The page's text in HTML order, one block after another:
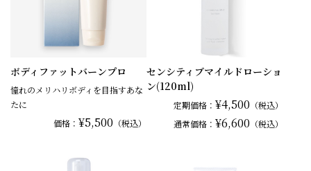
ボディファットバーンプロ
憧れのメリハリボディを目指すあな
たに
価格：¥5,500 （税込）
センシティブマイルドローショ
ン(120ml)
定期価格： ¥4,500 （税込）
通常価格： ¥6,600 （税込）